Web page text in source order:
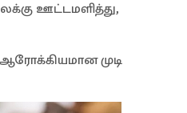
ஊட்டமளித்து,
முடி